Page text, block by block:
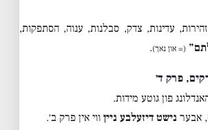
זהירות, עדינות, צדק, סבלנות, ענוה, הסתפקות,
(= און נאך).
פון גוטע מידות.
אבער נישט דיזעלבע ניין ווי אין פרק ב׳.